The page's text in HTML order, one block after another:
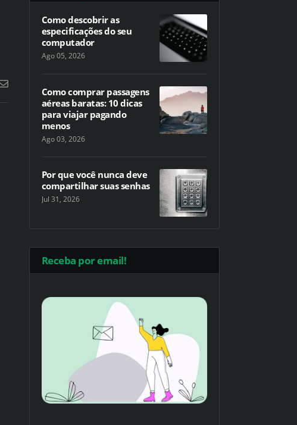
Como descobrir as
especificações do seu
computador
Ago 05, 2026
Como comprar passagens
aéreas baratas: 10 dicas
para viajar pagando
menos
Ago 03, 2026
Por que você nunca deve
compartilhar suas senhas
Jul 31, 2026
Receba por email!